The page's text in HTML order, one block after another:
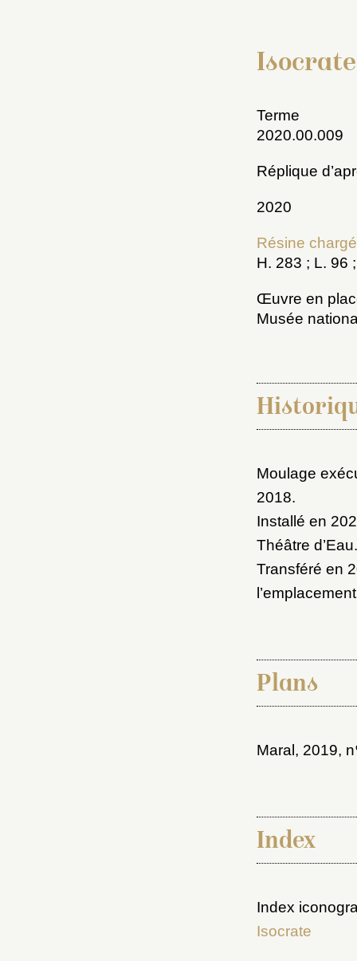
Isocrate
Terme
2020.00.009
Réplique
2020
Résine
H. 283 ; L. 96
Œuvre en
Musée
Moulage
2018.
Installé en
Théâtre d’Eau.
Transféré en
Plans
Maral, 2019, n
Index
Index
Isocrate